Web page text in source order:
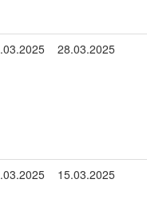
28.03.2025
15.03.2025